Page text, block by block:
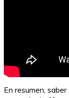
En resumen,